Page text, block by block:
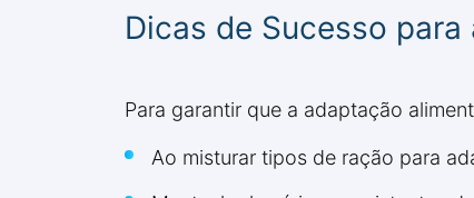
Dicas de Sucesso
Para garantir que a adaptação
Ao misturar tipos de ração para